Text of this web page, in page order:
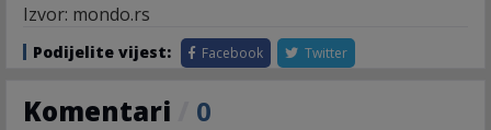
Izvor: mondo.rs
Podijelite vijest: Facebook Twitter
Komentari 0